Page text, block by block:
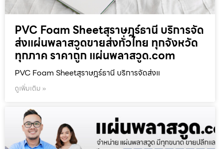
PVC Foam Sheetสุราษฎร์ธานี บริการจัด
ส่งแผ่นพลาสวูดขายส่งทั่วไทย ทุกจังหวัด
ทุกภาค ราคาถูก แผ่นพลาสวูด.com
PVC Foam Sheetสุราษฎร์ธานี บริการจัดส่งแ
ดูเพิ่มเติม »